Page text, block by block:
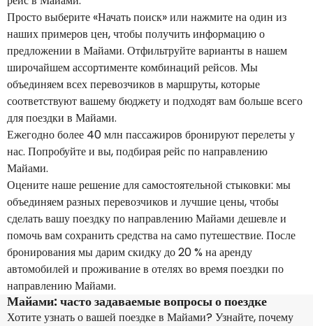
Просто выберите «Начать поиск» или нажмите на один из
наших примеров цен, чтобы получить информацию о
предложении в Майами. Отфильтруйте варианты в нашем
широчайшем ассортименте комбинаций рейсов. Мы
объединяем всех перевозчиков в маршруты, которые
соответствуют вашему бюджету и подходят вам больше всего
для поездки в Майами.
Ежегодно более 40 млн пассажиров бронируют перелеты у
нас. Попробуйте и вы, подбирая рейс по направлению
Майами.
Оцените наше решение для самостоятельной стыковки: мы
объединяем разных перевозчиков и лучшие цены, чтобы
сделать вашу поездку по направлению Майами дешевле и
помочь вам сохранить средства на само путешествие. После
бронирования мы дарим скидку до 20 % на аренду
автомобилей и проживание в отелях во время поездки по
направлению Майами.
Майами: часто задаваемые вопросы о поездке
Хотите узнать о вашей поездке в Майами? Узнайте, почему